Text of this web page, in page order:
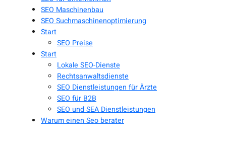
SEO Maschinenbau
SEO Suchmaschinenoptimierung
Start
SEO Preise
Start
Lokale SEO-Dienste
Rechtsanwaltsdienste
SEO Dienstleistungen für Ärzte
SEO für B2B
SEO und SEA Dienstleistungen
Warum einen Seo berater